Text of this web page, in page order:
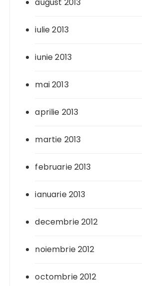
iulie 2013
iunie 2013
mai 2013
aprilie 2013
martie 2013
februarie 2013
ianuarie 2013
decembrie 2012
noiembrie 2012
octombrie 2012